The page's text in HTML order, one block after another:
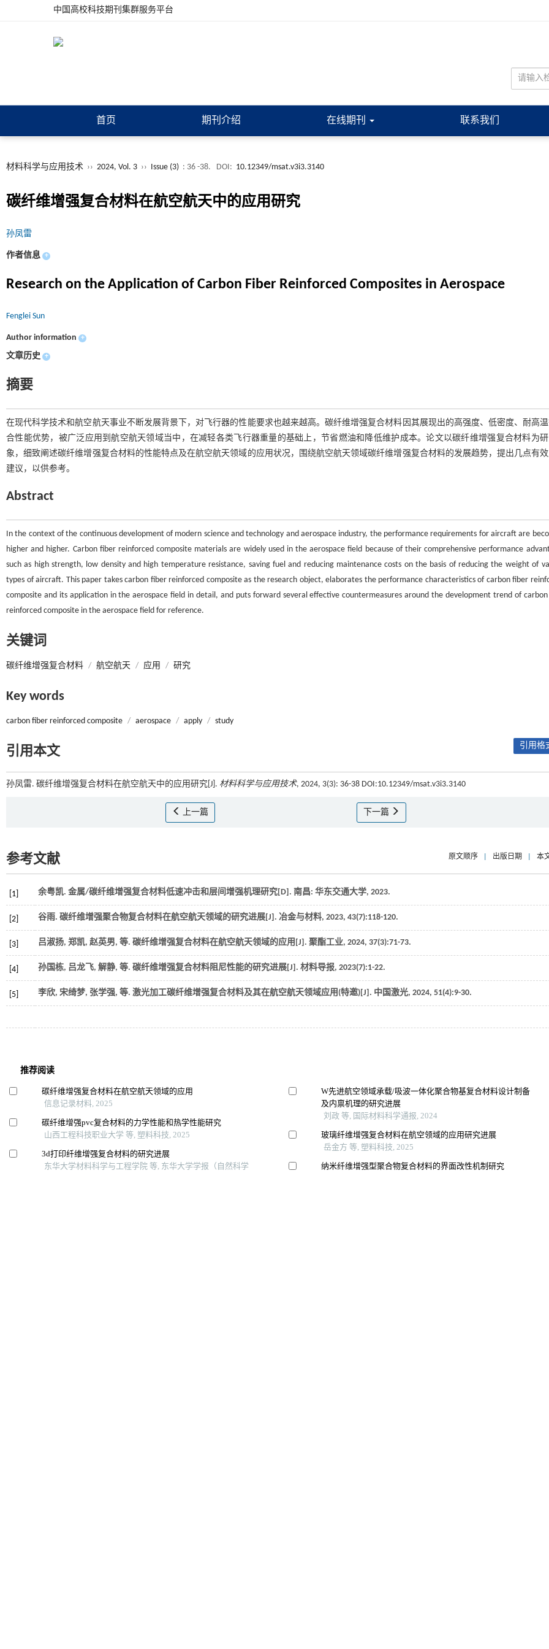
中国高校科技期刊集群服务平台
首页 期刊介绍 在线期刊 联系我们
材料科学与应用技术 ›› 2024, Vol. 3 ›› Issue (3) : 36 -38. DOI: 10.12349/msat.v3i3.3140
碳纤维增强复合材料在航空航天中的应用研究
孙凤雷
作者信息 +
Research on the Application of Carbon Fiber Reinforced Composites in Aerospace
Fenglei Sun
Author information +
文章历史 +
摘要
在现代科学技术和航空航天事业不断发展背景下，对飞行器的性能要求也越来越高。碳纤维增强复合材料因其展现出的高强度、低密度、耐高
合性能优势，被广泛应用到航空航天领域当中，在减轻各类飞行器重量的基础上，节省燃油和降低维护成本。论文以碳纤维增强复合材料为
象，细致阐述碳纤维增强复合材料的性能特点及在航空航天领域的应用状况，围绕航空航天领域碳纤维增强复合材料的发展趋势，提出几点有
建议，以供参考。
Abstract
In the context of the continuous development of modern science and technology and aerospace industry, the performance requirements for aircraft are
higher and higher. Carbon fiber reinforced composite materials are widely used in the aerospace field because of their comprehensive performance
such as high strength, low density and high temperature resistance, saving fuel and reducing maintenance costs on the basis of reducing the weight of
types of aircraft. This paper takes carbon fiber reinforced composite as the research object, elaborates the performance characteristics of carbon fiber
composite and its application in the aerospace field in detail, and puts forward several effective countermeasures around the development trend of
reinforced composite in the aerospace field for reference.
关键词
碳纤维增强复合材料 / 航空航天 / 应用 / 研究
Key words
carbon fiber reinforced composite / aerospace / apply / study
引用本文 引用格
孙凤雷. 碳纤维增强复合材料在航空航天中的应用研究[J]. 材料科学与应用技术, 2024, 3(3): 36-38 DOI:10.12349/msat.v3i3.3140
上一篇 下一篇
参考文献 原文顺序 出版日期 本
[1] 余粤凯. 金属/碳纤维增强复合材料低速冲击和层间增强机理研究[D]. 南昌: 华东交通大学, 2023.
[2] 谷雨. 碳纤维增强聚合物复合材料在航空航天领域的研究进展[J]. 冶金与材料, 2023, 43(7):118-120.
[3] 吕淑扬, 郑凯, 赵英男, 等. 碳纤维增强复合材料在航空航天领域的应用[J]. 聚酯工业, 2024, 37(3):71-73.
[4] 孙国栋, 吕龙飞, 解静, 等. 碳纤维增强复合材料阻尼性能的研究进展[J]. 材料导报, 2023(7):1-22.
[5] 李欣, 宋绮梦, 张学强, 等. 激光加工碳纤维增强复合材料及其在航空航天领域应用(特邀)[J]. 中国激光, 2024, 51(4):9-30.